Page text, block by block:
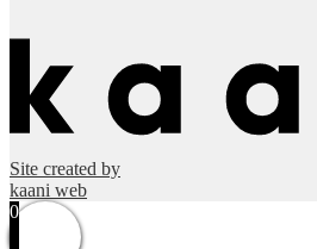
Site created by
kaani web
0